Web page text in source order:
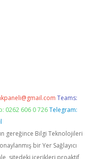
Teams:
0262 606 0 726 Telegram:
gereğince Bilgi Teknolojileri
bir Yer Sağlayıcı
sitedeki içerikleri proaktif